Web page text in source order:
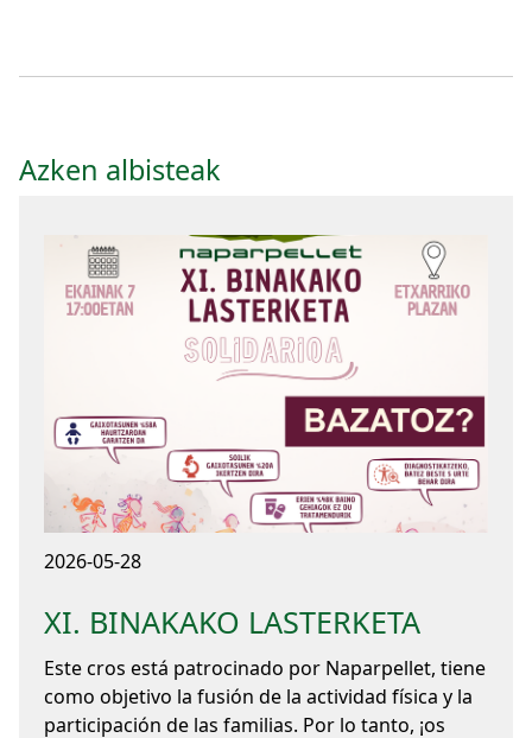
Azken albisteak
2026-05-28
XI. BINAKAKO LASTERKETA
Este cros está patrocinado por Naparpellet, tiene
como objetivo la fusión de la actividad física y la
participación de las familias. Por lo tanto, ¡os